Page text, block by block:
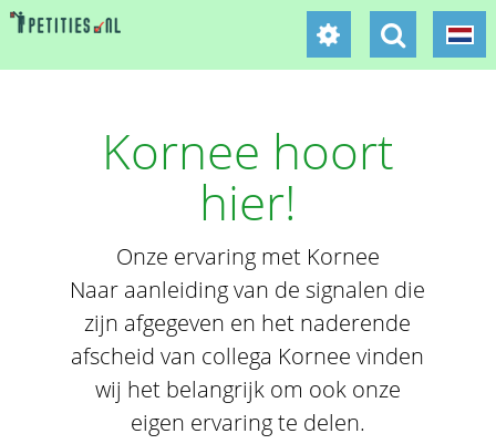
Kornee hoort
hier!
Onze ervaring met Kornee
Naar aanleiding van de signalen die
zijn afgegeven en het naderende
afscheid van collega Kornee vinden
wij het belangrijk om ook onze
eigen ervaring te delen.